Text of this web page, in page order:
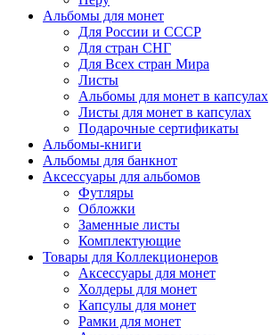
Альбомы для монет
Для России и СССР
Для стран СНГ
Для Всех стран Мира
Листы
Альбомы для монет в капсулах
Листы для монет в капсулах
Подарочные сертификаты
Альбомы-книги
Альбомы для банкнот
Аксессуары для альбомов
Футляры
Обложки
Заменные листы
Комплектующие
Товары для Коллекционеров
Аксессуары для монет
Холдеры для монет
Капсулы для монет
Рамки для монет